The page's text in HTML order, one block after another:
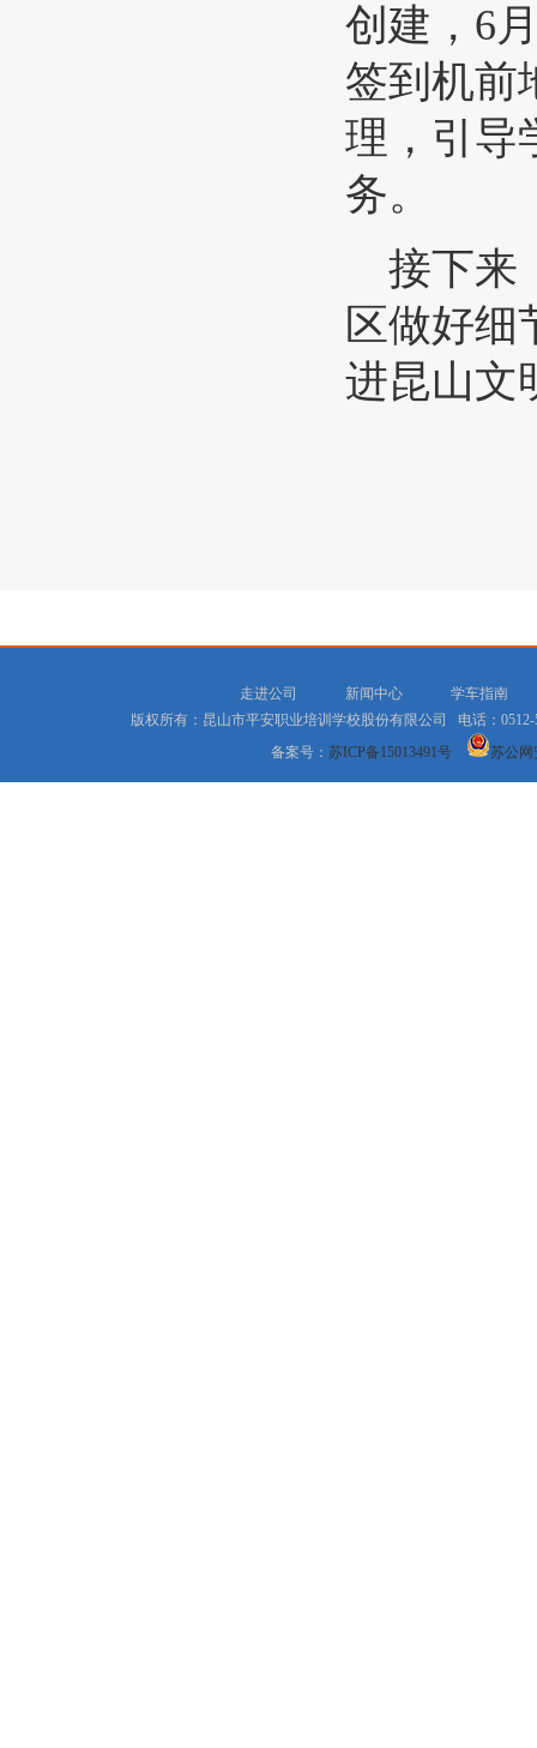
创建， 6
签到机前
理，引导
务。
接下来
区做好
进昆山文
走进公司 新闻中心
学车指南
版权所有：昆山市平安职业培训学校股份有限公司 电话：
备案号： 苏ICP备15013491号 苏公网